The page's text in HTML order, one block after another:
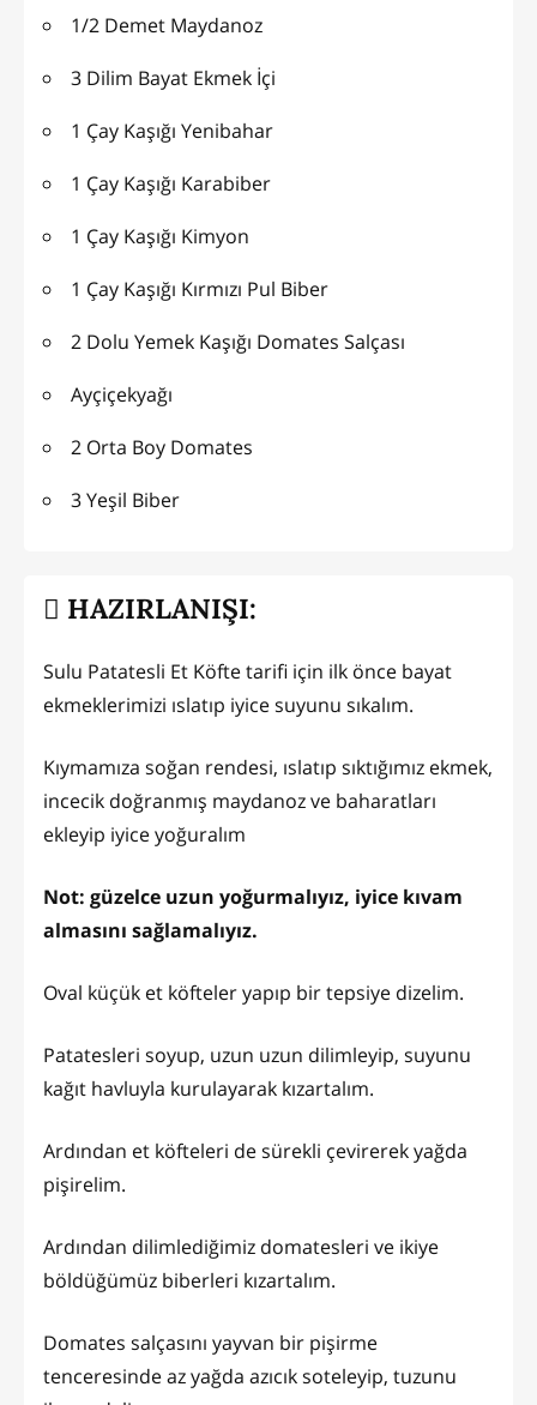
1/2 Demet Maydanoz
3 Dilim Bayat Ekmek İçi
1 Çay Kaşığı Yenibahar
1 Çay Kaşığı Karabiber
1 Çay Kaşığı Kimyon
1 Çay Kaşığı Kırmızı Pul Biber
2 Dolu Yemek Kaşığı Domates Salçası
Ayçiçekyağı
2 Orta Boy Domates
3 Yeşil Biber
HAZIRLANIŞI:
Sulu Patatesli Et Köfte tarifi için ilk önce bayat
ekmeklerimizi ıslatıp iyice suyunu sıkalım.
Kıymamıza soğan rendesi, ıslatıp sıktığımız ekmek,
incecik doğranmış maydanoz ve baharatları
ekleyip iyice yoğuralım
Not: güzelce uzun yoğurmalıyız, iyice kıvam
almasını sağlamalıyız.
Oval küçük et köfteler yapıp bir tepsiye dizelim.
Patatesleri soyup, uzun uzun dilimleyip, suyunu
kağıt havluyla kurulayarak kızartalım.
Ardından et köfteleri de sürekli çevirerek yağda
pişirelim.
Ardından dilimlediğimiz domatesleri ve ikiye
böldüğümüz biberleri kızartalım.
Domates salçasını yayvan bir pişirme
tenceresinde az yağda azıcık soteleyip, tuzunu